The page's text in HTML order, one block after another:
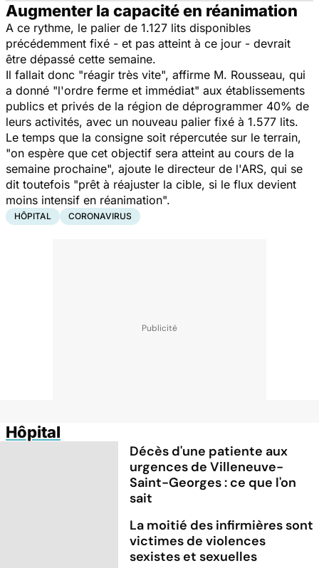
Augmenter la capacité en réanimation
A ce rythme, le palier de 1.127 lits disponibles
précédemment fixé - et pas atteint à ce jour - devrait
être dépassé cette semaine.
Il fallait donc "réagir très vite", affirme M. Rousseau, qui
a donné "l'ordre ferme et immédiat" aux établissements
publics et privés de la région de déprogrammer 40% de
leurs activités, avec un nouveau palier fixé à 1.577 lits.
Le temps que la consigne soit répercutée sur le terrain,
"on espère que cet objectif sera atteint au cours de la
semaine prochaine", ajoute le directeur de l'ARS, qui se
dit toutefois "prêt à réajuster la cible, si le flux devient
moins intensif en réanimation".
HÔPITAL CORONAVIRUS
Hôpital
Décès d'une patiente aux
urgences de Villeneuve-
Saint-Georges : ce que l'on
sait
La moitié des infirmières sont
victimes de violences
sexistes et sexuelles